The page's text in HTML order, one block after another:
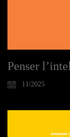
Penser
11/2025